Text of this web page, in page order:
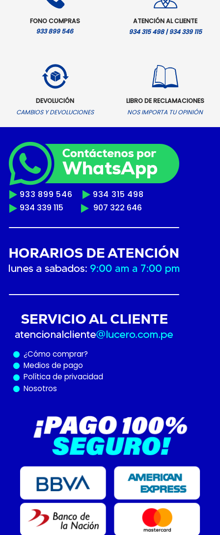
FONO COMPRAS
933 899 546
ATENCIÓN AL CLIENTE
934 315 498 | 934 339 115
DEVOLUCIÓN
CAMBIOS Y DEVOLUCIONES
LIBRO DE RECLAMACIONES
NOS IMPORTA TU OPINIÓN
933 899 546
934 315 498
934 339 115
907 322 646
¿Cómo comprar?
Medios de pago
Política de privacidad
Nosotros